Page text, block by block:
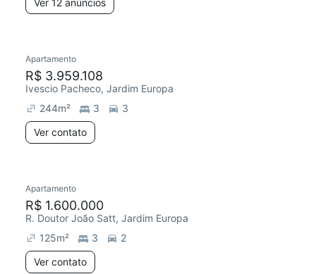
Ver 12 anúncios
Apartamento
R$ 3.959.108
Ivescio Pacheco, Jardim Europa
244m² 3
3
Ver contato
Apartamento
R$ 1.600.000
R. Doutor João Satt, Jardim Europa
125m² 3
2
Ver contato